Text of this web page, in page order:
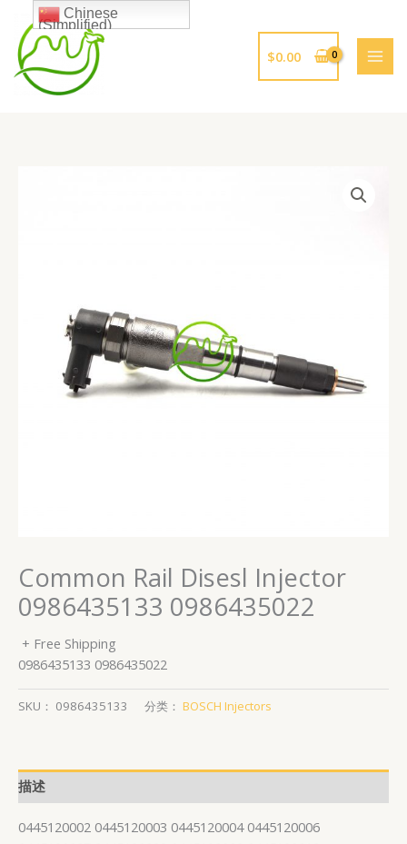
$0.00
Common Rail Disesl Injector
0986435133 0986435022
+ Free Shipping
0986435133 0986435022
SKU： 0986435133 分类： BOSCH Injectors
描述
0445120002 0445120003 0445120004 0445120006
Chinese
(Simplified)